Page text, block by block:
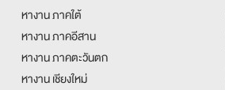
หางาน ภาคใต้
หางาน ภาคอีสาน
หางาน ภาคตะวันตก
หางาน เชียงใหม่